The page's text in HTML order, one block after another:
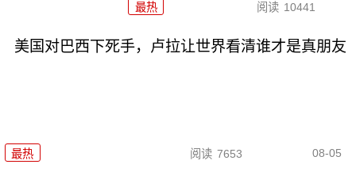
最热 阅读 10441
美国对巴西下死手，卢拉让世界看清谁才是真朋友
最热 阅读 7653 08-05